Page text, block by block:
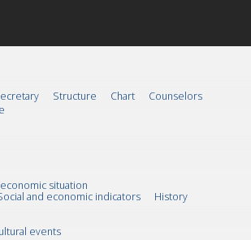
Structure Chart
Counselors
situation
and economic indicators
History
events